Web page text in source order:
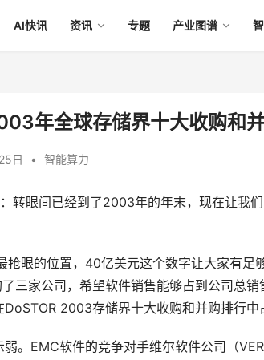
AI快讯 资讯 专题 产业图谱
年全球存储界十大收购和
日 • 智能算力
：转眼间已经到了2003年的年末，现在让我
眼的位置，40亿美元这个数字让大家有足
三家公司，希望软件销售能够占到公司总
2003存储界十大收购和并购排行中
。EMC软件的竞争对手维尔软件公司（